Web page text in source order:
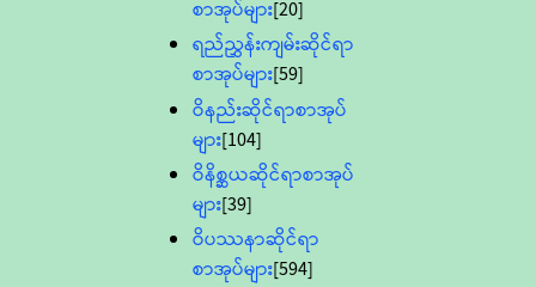
စာအုပ်များ[20]
ရည်ညွှန်းကျမ်းဆိုင်ရာ
စာအုပ်များ[59]
ဝိနည်းဆိုင်ရာစာအုပ်
များ[104]
ဝိနိစ္ဆယဆိုင်ရာစာအုပ်
များ[39]
ဝိပဿနာဆိုင်ရာ
စာအုပ်များ[594]